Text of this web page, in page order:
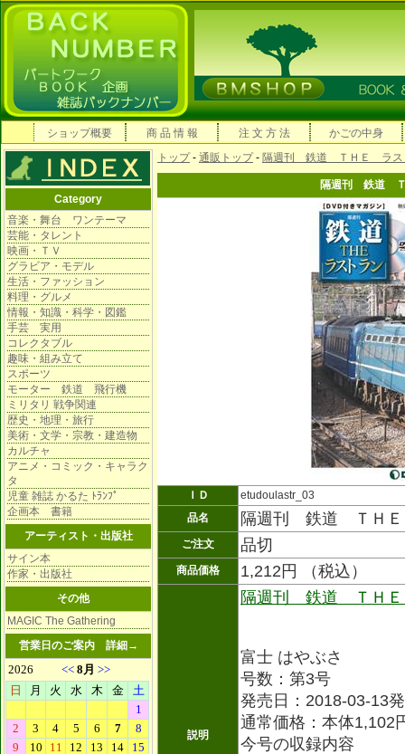
ショップ概要 商 品 情 報 注 文 方 法 かごの中身
Category
音楽・舞台 ワンテーマ
芸能・タレント
映画・ＴＶ
グラビア・モデル
生活・ファッション
料理・グルメ
情報・知識・科学・図鑑
手芸 実用
コレクタブル
趣味・組み立て
スポーツ
モーター 鉄道 飛行機
ミリタリ 戦争関連
歴史・地理・旅行
美術・文学・宗教・建造物
カルチャ
アニメ・コミック・キャラク
タ
児童 雑誌 かるた ﾄﾗﾝﾌﾟ
企画本 書籍
アーティスト・出版社
サイン本
作家・出版社
その他
MAGIC The Gathering
営業日のご案内 詳細→
トップ- 通販トップ- 隔週刊 鉄道 ＴＨＥ ラス
隔週刊 鉄道
ＩＤ
etudoulastr_03
品名
隔週刊 鉄道 ＴＨ
ご注文 品切
商品価格 1,212円 （税込）
説明
隔週刊 鉄道 ＴＨ
富士 はやぶさ
号数：第3号
発売日：2018-03-13
通常価格：本体1,102
今号の収録内容